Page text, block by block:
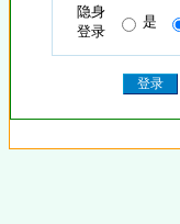
隐身
登录
是